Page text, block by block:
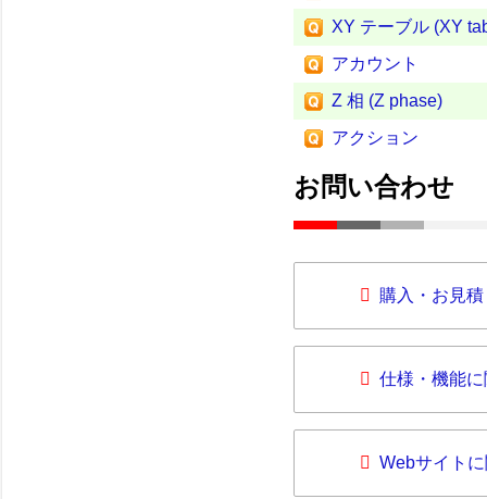
XY テーブル (XY
アカウント
Z 相 (Z phase)
アクション
お問い合わせ
購入・お見
仕様・機能
Webサイト